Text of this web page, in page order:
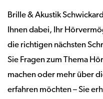
Brille & Akustik
Ihnen dabei, Ihr
die richtigen nächsten
Sie Fragen zum Thema
machen oder mehr über
erfahren möchten – Sie